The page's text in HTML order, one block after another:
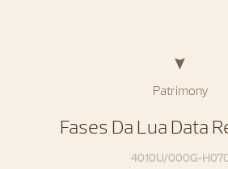
Patrimony
Fases Da Lua Data
4010U/000G-